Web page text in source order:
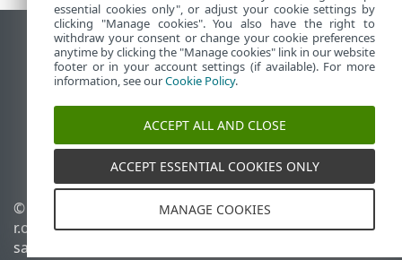
Rodyti darbalaukio tinklavietę
End of Life
ESET žinių bazė
ESET forumas
ESET Status Portal
Palaikymas regione
© 1992 - 2025 ESET, spol. s
r.o. - Visos teisės
saugomos.
Slapukų politika
essential cookies only", or adjust your cookie settings by
clicking "Manage cookies". You also have the right to
withdraw your consent or change your cookie preferences
anytime by clicking the "Manage cookies" link in our website
footer or in your account settings (if available). For more
information, see ourCookie Policy.
ACCEPT ALL AND CLOSE
ACCEPT ESSENTIAL COOKIES ONLY
MANAGE COOKIES